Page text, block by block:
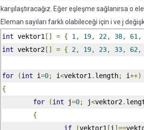
karşılaştıracağız. Eğer eşleşme sağlanırsa o
Eleman sayıları farklı olabileceği için i ve j
int vektor1 [] = { 1 , 19, 22, 38, 61 ,
int vektor2 [] = { 2, 19, 23, 33, 62,
for (int i=0; i<vektor1 . length; i++)
{
for
(int j=0; j<vektor2.
{
if
(vektor1 [i ]==